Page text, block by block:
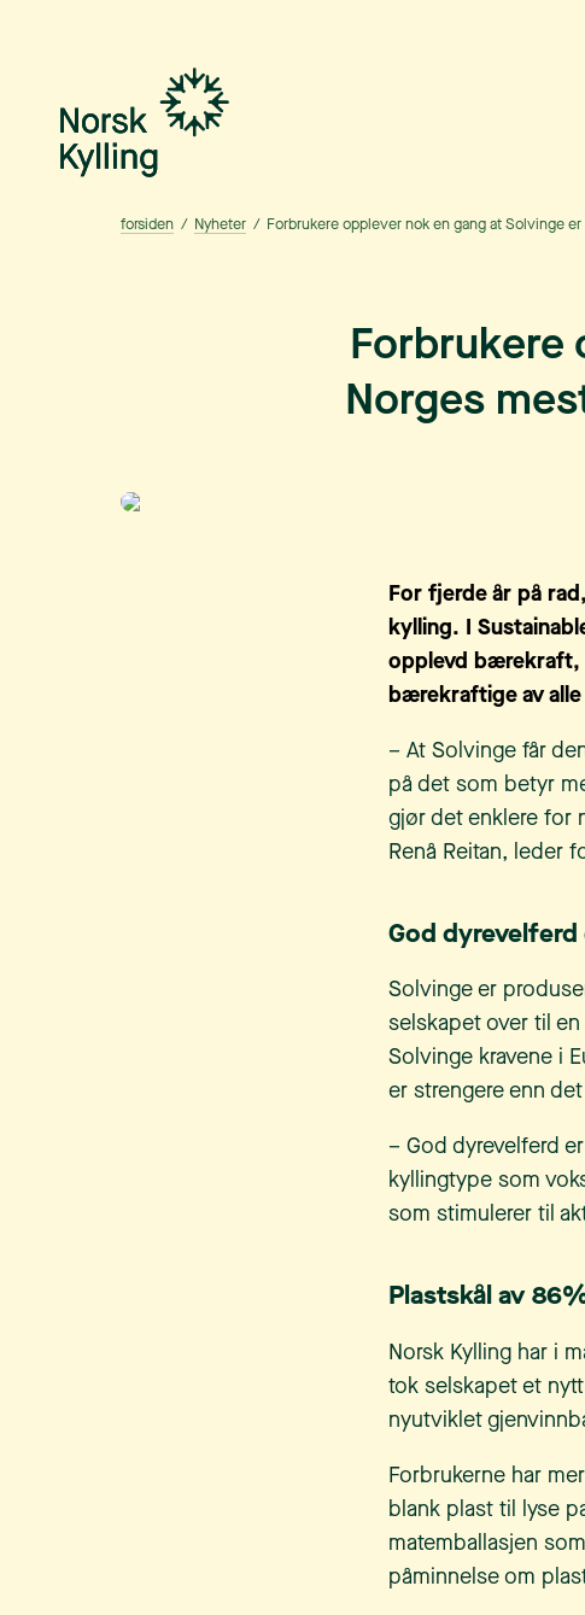
forsiden / Nyheter / Forbrukere opplever nok en gang at Solvinge
Forbrukere
Norges
For fjerde år på
kylling. I
opplevd bærekraft,
bærekraftige av
– At Solvinge får
på det som betyr
gjør det enklere for
Renå Reitan, leder
God
Solvinge er
selskapet over til
Solvinge kravene i
er strengere enn
– God dyrevelferd
kyllingtype som
som stimulerer til
Plastskål av
Norsk Kylling har i
tok selskapet et
nyutviklet
Forbrukerne har
blank plast til lyse
matemballasjen
påminnelse om